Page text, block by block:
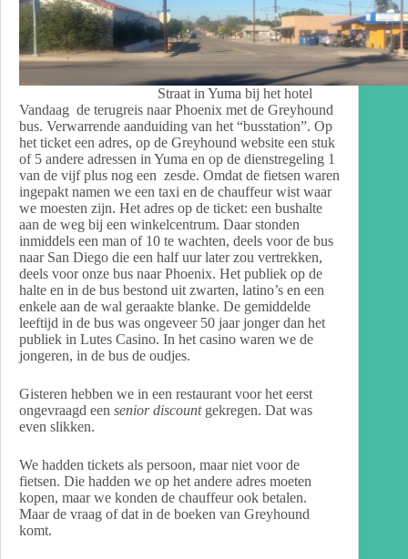
Straat in Yuma bij het hotel
Vandaag de terugreis naar Phoenix met de Greyhound
bus. Verwarrende aanduiding van het “busstation”. Op
het ticket een adres, op de Greyhound website een stuk
of 5 andere adressen in Yuma en op de dienstregeling 1
van de vijf plus nog een zesde. Omdat de fietsen waren
ingepakt namen we een taxi en de chauffeur wist waar
we moesten zijn. Het adres op de ticket: een bushalte
aan de weg bij een winkelcentrum. Daar stonden
inmiddels een man of 10 te wachten, deels voor de bus
naar San Diego die een half uur later zou vertrekken,
deels voor onze bus naar Phoenix. Het publiek op de
halte en in de bus bestond uit zwarten, latino’s en een
enkele aan de wal geraakte blanke. De gemiddelde
leeftijd in de bus was ongeveer 50 jaar jonger dan het
publiek in Lutes Casino. In het casino waren we de
jongeren, in de bus de oudjes.
Gisteren hebben we in een restaurant voor het eerst
ongevraagd een senior discount gekregen. Dat was
even slikken.
We hadden tickets als persoon, maar niet voor de
fietsen. Die hadden we op het andere adres moeten
kopen, maar we konden de chauffeur ook betalen.
Maar de vraag of dat in de boeken van Greyhound
komt.